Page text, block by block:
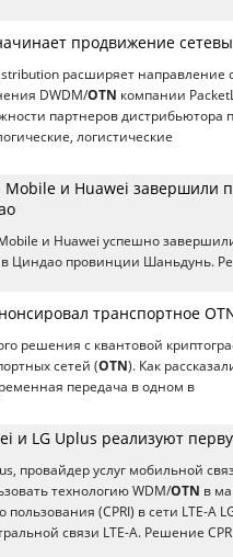
продвижение
расширяет направление
DWDM/OTN компании
партнеров дистрибьютора
логистические
Mobile и Huawei завершили
и Huawei успешно
в Циндао провинции Шаньдунь.
транспортное
решения с квантовой
сетей (OTN). Как
передача в одном в
и LG Uplus реализуют
провайдер услуг мобильной
технологию WDM/OTN в
пользования (CPRI) в сети LTE-A
связи LTE-A. Решение